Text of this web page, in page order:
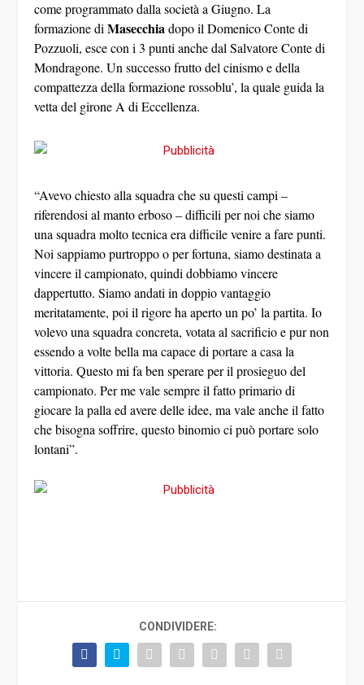
come programmato dalla società a Giugno. La
formazione diMasecchiadopo il Domenico Conte di
Pozzuoli, esce con i 3 punti anche dal Salvatore Conte di
Mondragone. Un successo frutto del cinismo e della
compattezza della formazione rossoblu’, la quale guida la
vetta del girone A di Eccellenza.
“Avevo chiesto alla squadra che su questi campi –
riferendosi al manto erboso – difficili per noi che siamo
una squadra molto tecnica era difficile venire a fare punti.
Noi sappiamo purtroppo o per fortuna, siamo destinata a
vincere il campionato, quindi dobbiamo vincere
dappertutto. Siamo andati in doppio vantaggio
meritatamente, poi il rigore ha aperto un po’ la partita. Io
volevo una squadra concreta, votata al sacrificio e pur non
essendo a volte bella ma capace di portare a casa la
vittoria. Questo mi fa ben sperare per il prosieguo del
campionato. Per me vale sempre il fatto primario di
giocare la palla ed avere delle idee, ma vale anche il fatto
che bisogna soffrire, questo binomio ci può portare solo
lontani”.
CONDIVIDERE: